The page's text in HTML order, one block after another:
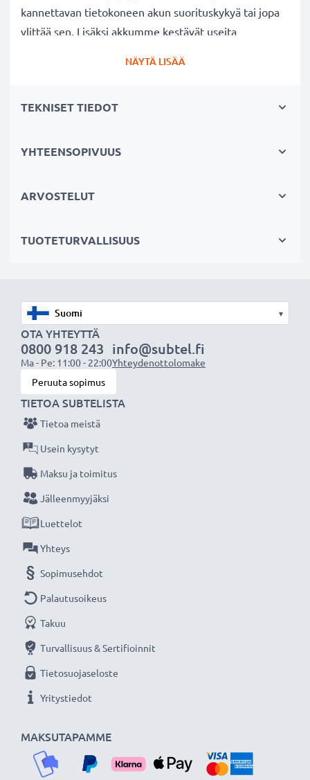
kannettavan tietokoneen akun suorituskykyä tai jopa
ylittää sen. Lisäksi akkumme kestävät useita
Kaikki akkumme testataan tarkasti, jotta ne täyttävät
siksi akuillamme on 3 vuoden takuu.
ympäristöjalanjälkeäsi. Akkumme sopii erinomaisesti
Valitse CELLONIC, etkä tingi laadusta. Tilaa nyt!
NÄYTÄ LISÄÄ
TEKNISET TIEDOT
YHTEENSOPIVUUS
ARVOSTELUT
TUOTETURVALLISUUS
▾
OTA YHTEYTTÄ
0800 918 243
Ma - Pe: 11:00 - 22:00
info@subtel.fi
Yhteydenottolomake
Peruuta sopimus
MAKSUTAPAMME
TIETOA SUBTELISTA
Tietoa meistä
Usein kysytyt
Maksu ja toimitus
Jälleenmyyjäksi
Luettelot
Yhteys
Sopimusehdot
Palautusoikeus
Takuu
Turvallisuus & Sertifioinnit
Tietosuojaseloste
Yritystiedot